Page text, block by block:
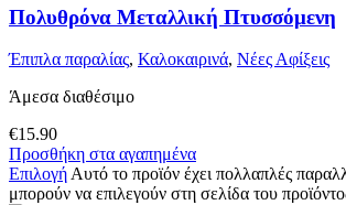
Πολυθρόνα Μεταλλική Πτυσσόμενη
Έπιπλα παραλίας, Καλοκαιρινά, Νέες Αφίξεις
Άμεσα διαθέσιμο
€15.90
Προσθήκη στα αγαπημένα
ΕπιλογήΑυτό το προϊόν έχει πολλαπλές
μπορούν να επιλεγούν στη σελίδα του